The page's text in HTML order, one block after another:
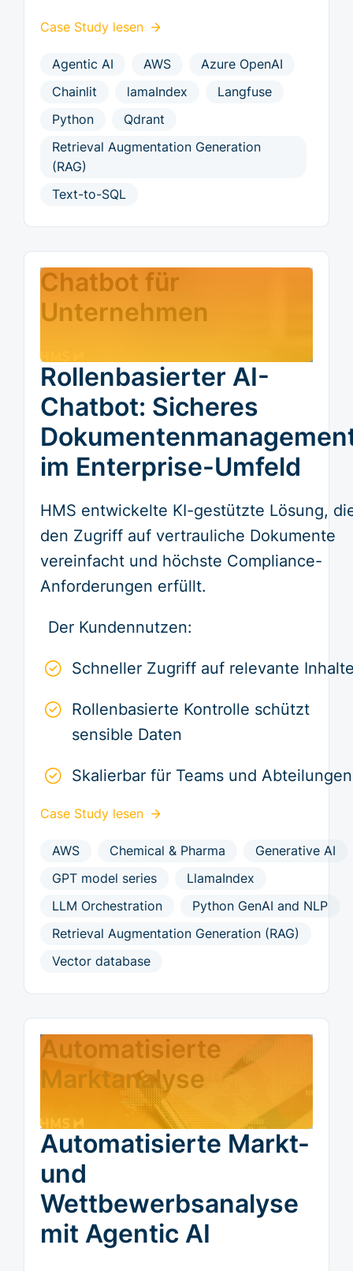
Case Study lesen
Agentic AI AWS
Azure OpenAI
Chainlit
lamaIndex
Langfuse
Python
Qdrant
Retrieval Augmentation Generation
(RAG)
Text-to-SQL
Rollenbasierter AI-
Chatbot: Sicheres
im Enterprise-Umfeld
HMS entwickelte KI-gestützte Lösung,
den Zugriff auf vertrauliche Dokumente
vereinfacht und höchste Compliance-
Anforderungen erfüllt.
Der Kundennutzen:
Schneller Zugriff auf relevante
Rollenbasierte Kontrolle schützt
sensible Daten
Skalierbar für Teams und Abteilungen
Case Study lesen
AWS Chemical & Pharma
Generative AI
GPT model series
LlamaIndex
LLM Orchestration
Python GenAI and NLP
Retrieval Augmentation Generation (RAG)
Vector database
Chatbot für
Unternehmen
Automatisierte Markt-
und
Wettbewerbsanalyse
mit Agentic AI
Automatisierte
Marktanalyse